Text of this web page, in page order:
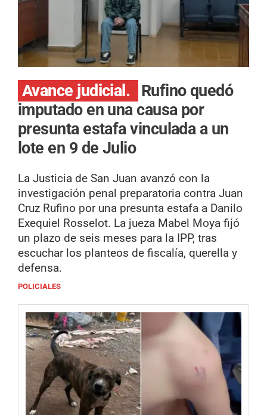
Avance judicial.
Rufino quedó
imputado en una causa por
presunta estafa vinculada a un
lote en 9 de Julio
La Justicia de San Juan avanzó con la
investigación penal preparatoria contra Juan
Cruz Rufino por una presunta estafa a Danilo
Exequiel Rosselot. La jueza Mabel Moya fijó
un plazo de seis meses para la IPP, tras
escuchar los planteos de fiscalía, querella y
defensa.
POLICIALES